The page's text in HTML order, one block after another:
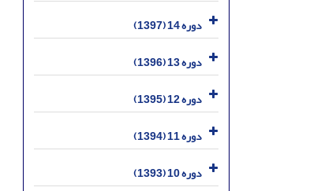
دوره 14 (1397)
دوره 13 (1396)
دوره 12 (1395)
دوره 11 (1394)
دوره 10 (1393)